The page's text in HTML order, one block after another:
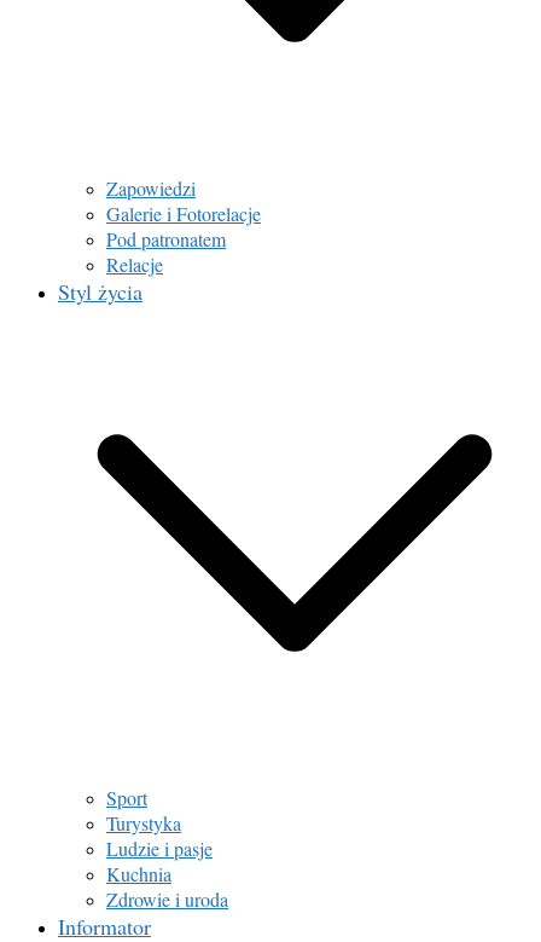
Zapowiedzi
Galerie i Fotorelacje
Pod patronatem
Relacje
Styl życia
Sport
Turystyka
Ludzie i pasje
Kuchnia
Zdrowie i uroda
Informator